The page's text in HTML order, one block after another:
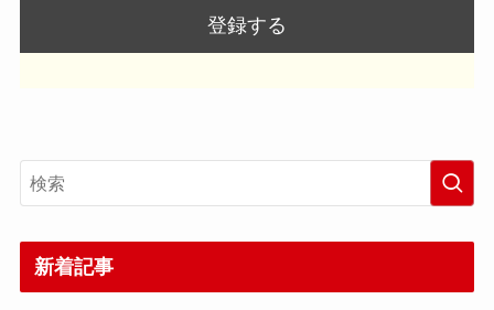
新着記事